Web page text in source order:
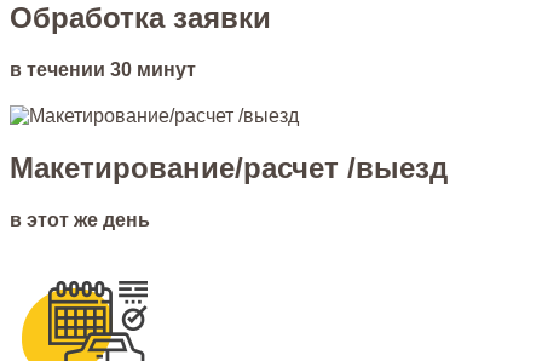
Обработка заявки
в течении 30 минут
Макетирование/расчет /выезд
в этот же день